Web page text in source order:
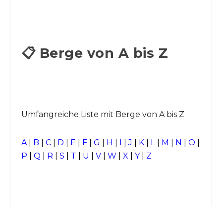
📋 Berge von A bis Z
Umfangreiche Liste mit Berge von A bis Z
A| B C| D E F| G H I |J K| L M N O
P
Q R S T U V| W X Y| Z